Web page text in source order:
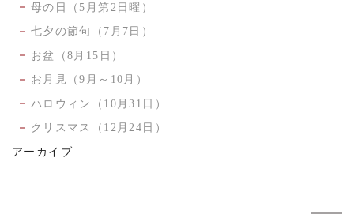
母の日（5月第2日曜）
七夕の節句（7月7日）
お盆（8月15日）
お月見（9月～10月）
ハロウィン（10月31日）
クリスマス（12月24日）
アーカイブ